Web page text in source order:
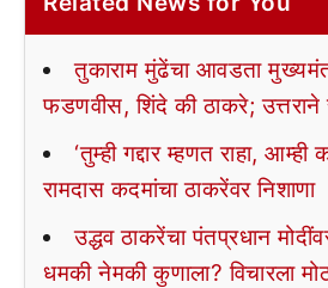
तुकाराम मुंढेंचा आवडता
फडणवीस, शिंदे की ठाकरे;
‘तुम्ही गद्दार म्हणत राहा,
रामदास कदमांचा ठाकरेंवर निशाणा
उद्धव ठाकरेंचा पंतप्रधान
धमकी नेमकी कुणाला? विचारला